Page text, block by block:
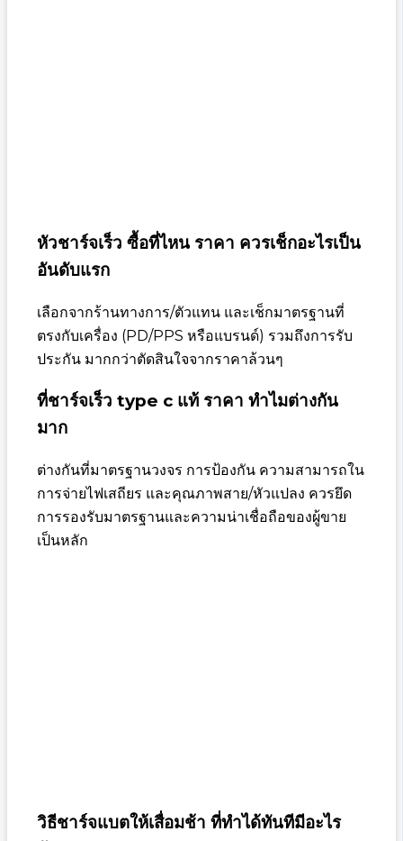
หัวชาร์จเร็ว ซื้อที่ไหน ราคา ควรเช็กอะไรเป็น
อันดับแรก
เลือกจากร้านทางการ/ตัวแทน และเช็กมาตรฐานที่
ตรงกับเครื่อง (PD/PPS หรือแบรนด์) รวมถึงการรับ
ประกัน มากกว่าตัดสินใจจากราคาล้วนๆ
ที่ชาร์จเร็ว type c แท้ ราคา ทำไมต่างกัน
มาก
ต่างกันที่มาตรฐานวงจร การป้องกัน ความสามารถใน
การจ่ายไฟเสถียร และคุณภาพสาย/หัวแปลง ควรยึด
การรองรับมาตรฐานและความน่าเชื่อถือของผู้ขาย
เป็นหลัก
วิธีชาร์จแบตให้เสื่อมช้า ที่ทำได้ทันทีมีอะไร